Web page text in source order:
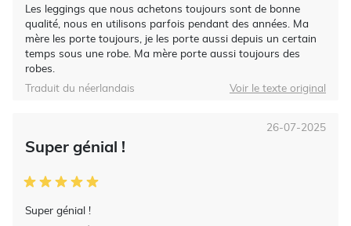
Les leggings que nous achetons toujours sont de bonne
qualité, nous en utilisons parfois pendant des années. Ma
mère les porte toujours, je les porte aussi depuis un certain
temps sous une robe. Ma mère porte aussi toujours des
robes.
Traduit du néerlandais Voir le texte original
Super génial !
Super génial !
26-07-2025